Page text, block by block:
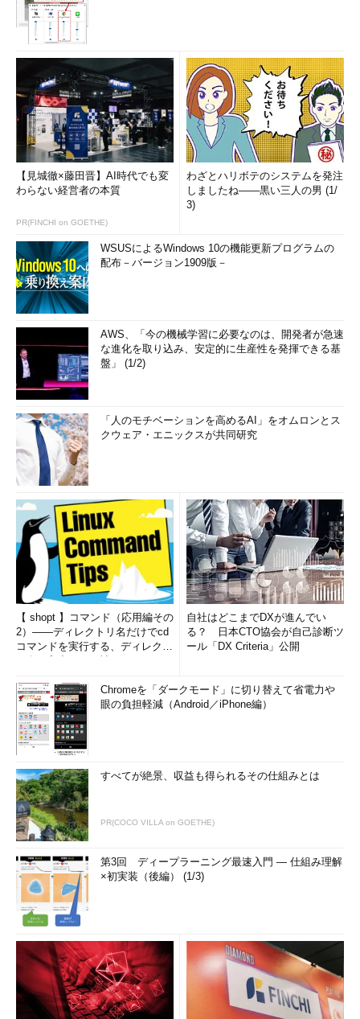
【見城徹×藤田晋】AI時代でも変
わらない経営者の本質
PR(FINCHI on GOETHE)
わざとハリボテのシステムを発注
しましたね――黒い三人の男 (1/
3)
WSUSによるWindows 10の機能更新プログラムの
配布－バージョン1909版－
AWS、「今の機械学習に必要なのは、開発者が急速
な進化を取り込み、安定的に生産性を発揮できる基
盤」 (1/2)
「人のモチベーションを高めるAI」をオムロンとス
クウェア・エニックスが共同研究
【 shopt 】コマンド（応用編その
2）――ディレクトリ名だけでcd
コマンドを実行する、ディレクト
自社はどこまでDXが進んでい
る？ 日本CTO協会が自己診断ツ
ール「DX Criteria」公開
Chromeを「ダークモード」に切り替えて省電力や
眼の負担軽減（Android／iPhone編）
すべてが絶景、収益も得られるその仕組みとは
PR(COCO VILLA on GOETHE)
第3回 ディープラーニング最速入門 ― 仕組み理解
×初実装（後編） (1/3)